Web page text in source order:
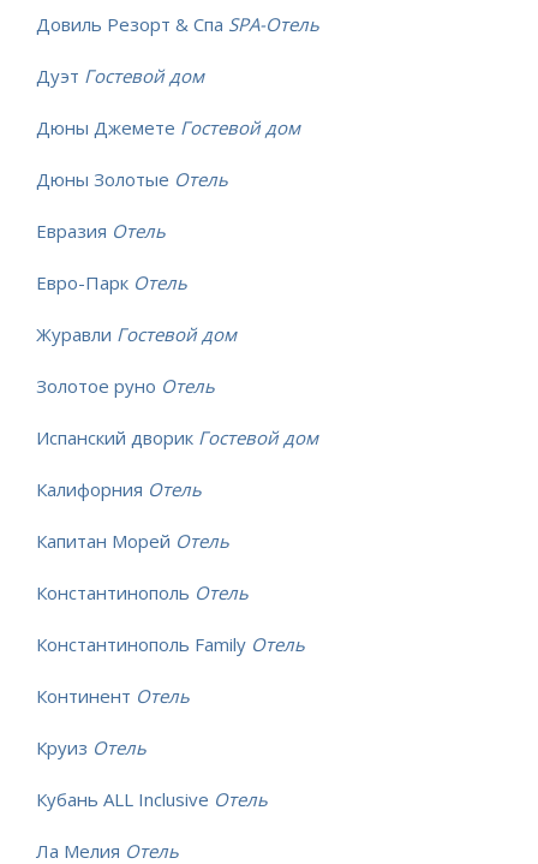
Довиль Резорт & Спа SPA-Отель
Дуэт Гостевой дом
Дюны Джемете Гостевой дом
Дюны Золотые Отель
Евразия Отель
Евро-Парк Отель
Журавли Гостевой дом
Золотое руно Отель
Испанский дворик Гостевой дом
Калифорния Отель
Капитан Морей Отель
Константинополь Отель
Константинополь Family Отель
Континент Отель
Круиз Отель
Кубань ALL Inclusive Отель
Ла Мелия Отель